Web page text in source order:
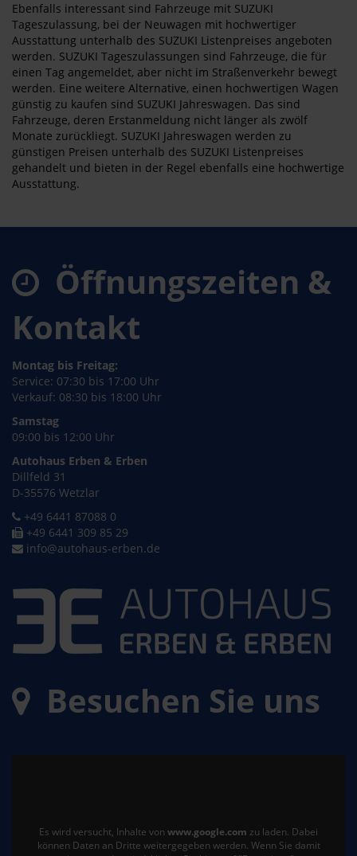
Ebenfalls interessant sind Fahrzeuge mit SUZUKI
Tageszulassung, bei der Neuwagen mit hochwertiger
Ausstattung unterhalb des SUZUKI Listenpreises angeboten
werden. SUZUKI Tageszulassungen sind Fahrzeuge, die für
einen Tag angemeldet, aber nicht im Straßenverkehr bewegt
werden. Eine weitere Alternative, einen hochwertigen Wagen
günstig zu kaufen sind SUZUKI Jahreswagen. Das sind
Fahrzeuge, deren Erstanmeldung nicht länger als zwölf
Monate zurückliegt. SUZUKI Jahreswagen werden zu
günstigen Preisen unterhalb des SUZUKI Listenpreises
gehandelt und bieten in der Regel ebenfalls eine hochwertige
Ausstattung.
Öffnungszeiten &
Kontakt
Montag bis Freitag:
Service: 07:30 bis 17:00 Uhr
Verkauf: 08:30 bis 18:00 Uhr
Samstag
09:00 bis 12:00 Uhr
Autohaus Erben & Erben
Dillfeld 31
D-35576 Wetzlar
+49 6441 87088 0
+49 6441 309 85 29
info@autohaus-erben.de
Besuchen Sie uns
Es wird versucht, Inhalte von www.google.com zu laden. Dabei
können Daten an Dritte weitergegeben werden. Wenn Sie damit